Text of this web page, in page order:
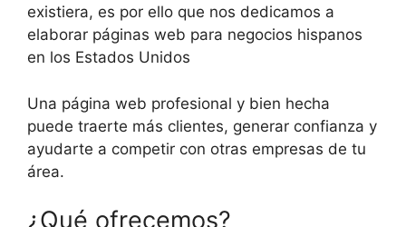
existiera, es por ello que nos dedicamos a
elaborar páginas web para negocios hispanos
en los Estados Unidos
Una página web profesional y bien hecha
puede traerte más clientes, generar confianza y
ayudarte a competir con otras empresas de tu
área.
¿Qué ofrecemos?